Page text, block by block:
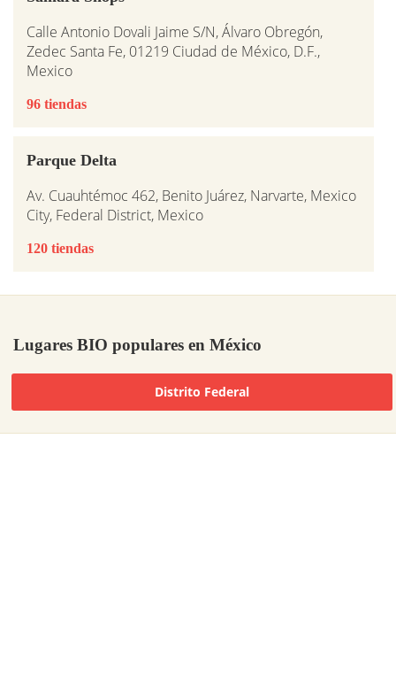
Calle Antonio Dovali Jaime S/N, Álvaro Obregón,
Zedec Santa Fe, 01219 Ciudad de México, D.F.,
Mexico
96 tiendas
Parque Delta
Av. Cuauhtémoc 462, Benito Juárez, Narvarte, Mexico
City, Federal District, Mexico
120 tiendas
Lugares BIO populares en México
Distrito Federal